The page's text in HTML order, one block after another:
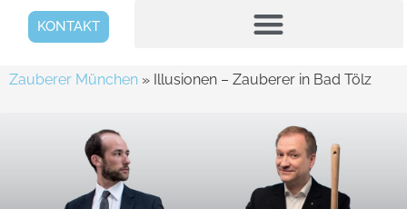
KONTAKT
Zauberer München » Illusionen – Zauberer in Bad Tölz